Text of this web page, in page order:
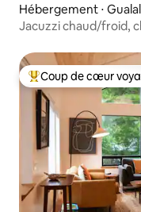
Hébergement ⋅
Jacuzzi chaud/froid,
Coups de cœur
Coup de cœur